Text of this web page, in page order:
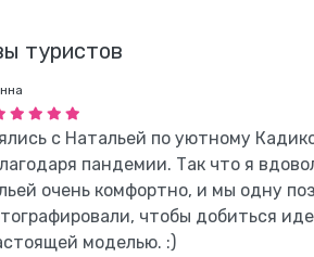
туристов
с Натальей по уютному
пандемии. Так что я
очень комфортно, и мы одну
чтобы добиться
моделью. :)